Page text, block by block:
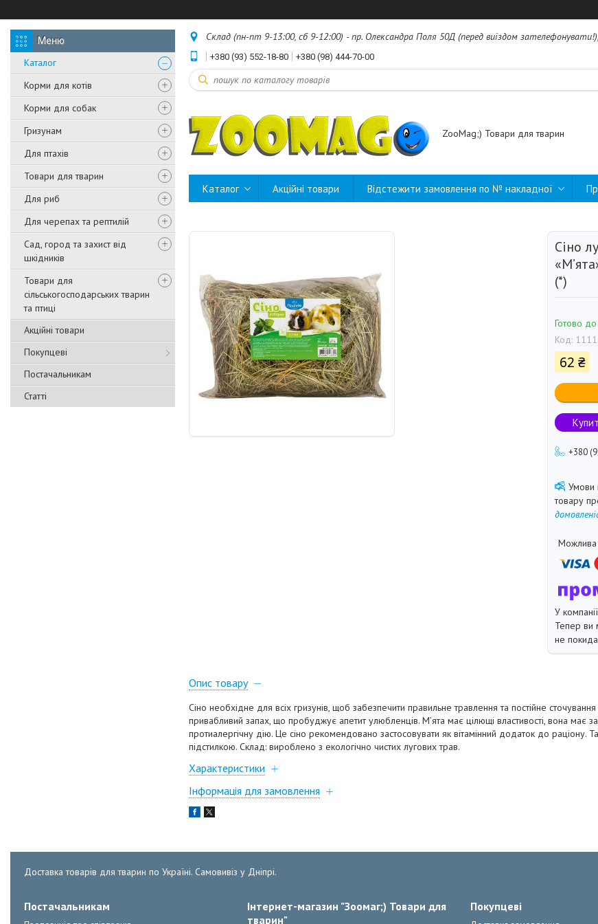
Каталог
Корми для котів
Корми для собак
Гризунам
Для птахів
Товари для тварин
Для риб
Для черепах та рептилій
Сад, город та захист від
шкідників
Товари для
сільськогосподарських тварин
та птиці
Акційні товари
Покупцеві
Постачальникам
Статті
Склад (пн-пт 9-13:00, сб 9-12:00) - пр. Олександра Поля 50Д (перед виїздом
+380 (93) 552-18-80 +380 (98) 444-70-00
ZooMag;) Товари для тварин
Каталог Акційні товари Відстежити замовлення по № накладної
Сіно
(*)
Готово
Код:
62 ₴
+380
товару
У
Тепер ви
не
Опис товару
Сіно необхідне для всіх гризунів, щоб забезпечити правильне травлення та постійне
привабливий запах, що пробуджує апетит улюбленців. М’ята має цілющі властивості, вона має
протиалергічну дію. Це сіно рекомендовано застосовувати як вітамінний додаток до раціону.
підстилкою. Склад: вироблено з екологічно чистих лугових трав.
Характеристики
Інформація для замовлення
Доставка товарів для тварин по Україні. Самовивіз у Дніпрі.
Постачальникам
Інтернет-магазин "Зоомаг;) Товари для
тварин"
Покупцеві